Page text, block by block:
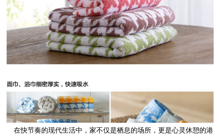
在快节奏的现代生活中，家不仅是栖息的场所，更是心灵休憩的港